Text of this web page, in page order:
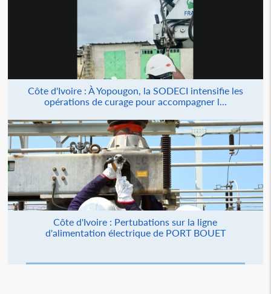
Côte d'Ivoire : À Yopougon, la SODECI intensifie les
opérations de curage pour accompagner l...
Côte d'Ivoire : Pertubations sur la ligne
d'alimentation électrique de PORT BOUET